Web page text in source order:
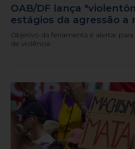
OAB/DF lança
estágios da agressão a
Objetivo da ferramenta é alertar
de violência